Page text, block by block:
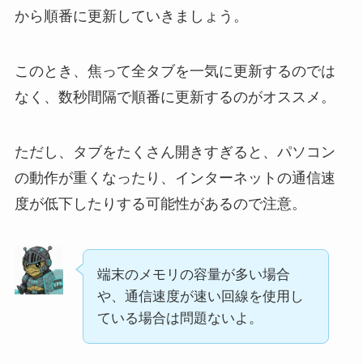
から順番に更新していきましょう。
このとき、焦って全タブを一気に更新するのでは
なく、数秒間隔で順番に更新するのがオススメ。
ただし、タブをたくさん開きすぎると、パソコン
の動作が重くなったり、インターネットの通信速
度が低下したりする可能性があるので注意。
端末のメモリの容量が多い場合
や、通信速度が速い回線を使用し
ている場合は問題ないよ。